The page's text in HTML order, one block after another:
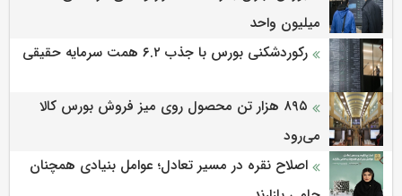
میلیون واحد
رکوردشکنی بورس با جذب ۶.۲ همت سرمایه حقیقی
۸۹۵ هزار تن محصول روی میز فروش بورس کالا
می‌‌رود
اصلاح نقره در مسیر تعادل؛ عوامل بنیادی همچنان